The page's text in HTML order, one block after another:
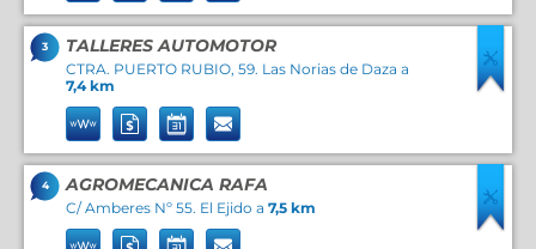
3 TALLERES AUTOMOTOR
CTRA. PUERTO RUBIO, 59. Las Norias de Daza a
7,4 km
4 AGROMECANICA RAFA
C/ Amberes Nº 55. El Ejido a 7,5 km